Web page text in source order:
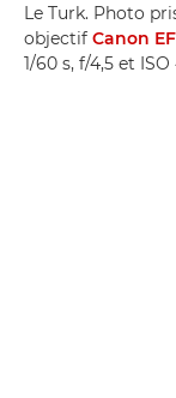
Le Turk. Photo
objectif Canon
1/60 s, f/4,5 et